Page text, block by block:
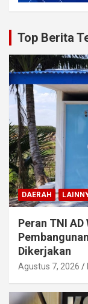
Top Berita
DAERAH
Peran TNI
Dikerjakan
Agustus 7, 2026